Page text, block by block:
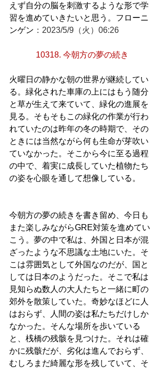
えず自分の脳を刺激するような形で学
習を進めていきたいと思う。フローニ
ンゲン ：2023/5/9（火）06:26
10318. 今朝方の夢の続き
火曜日の静かな朝の世界が継続してい
る。緑化された車庫の上にはもう随分
と草が生えて来ていて、緑化の進展を
見る。そもそもこの緑化の作業が行わ
れていたのは昨年の冬の時期で、その
ときには当然ながら何も生命が芽吹い
ていなかった。そこから今に至る過程
の中で、着実に成長していた植物たち
の姿を心眼を通して想像している。
今朝方の夢の続きを書き留め、今日も
また楽しみながらGRE対策を進めてい
こう。夢の中で私は、外国と日本が混
ざったような不思議な土地にいた。そ
こは雰囲気として外国なのだが、国と
しては日本のようだった。そこで私は
見知らぬ数人の大人たちと一緒に町の
郊外を散策していた。奇妙なほどに人
はおらず、人間の姿は私たちだけしか
なかった。そんな場所を歩いている
と、桟橋の残骸を見つけた。それは確
かに残骸だが、劣化は進んでおらず、
むしろまだ綺麗な形を残していて、そ